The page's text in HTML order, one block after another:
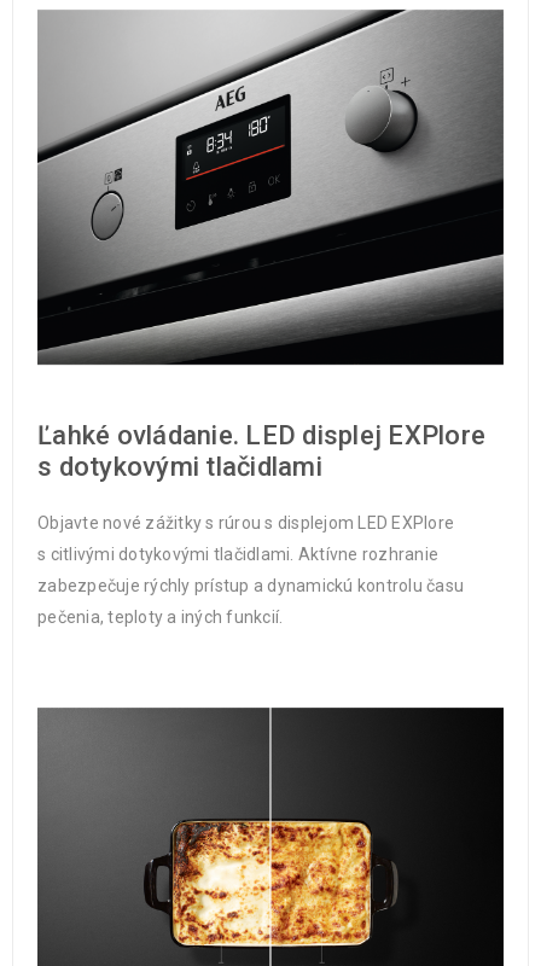
Ľahké ovládanie. LED displej EXPlore
s dotykovými tlačidlami
Objavte nové zážitky s rúrou s displejom LED EXPlore
s citlivými dotykovými tlačidlami. Aktívne rozhranie
zabezpečuje rýchly prístup a dynamickú kontrolu času
pečenia, teploty a iných funkcií.